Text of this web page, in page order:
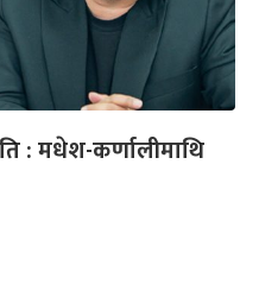
: मधेश-कर्णालीमाथि